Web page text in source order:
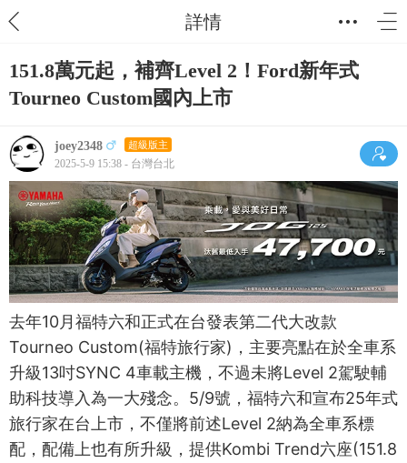
詳情
151.8萬元起，補齊Level 2！Ford新年式
Tourneo Custom國內上市
joey2348 超級版主
2025-5-9 15:38 - 台灣台北
去年10月福特六和正式在台發表第二代大改款
Tourneo Custom(福特旅行家)，主要亮點在於全車系
升級13吋SYNC 4車載主機，不過未將Level 2駕駛輔
助科技導入為一大殘念。5/9號，福特六和宣布25年式
旅行家在台上市，不僅將前述Level 2納為全車系標
配，配備上也有所升級，提供Kombi Trend六座(151.8